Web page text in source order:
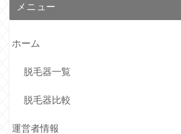
メニュー
ホーム
脱毛器一覧
脱毛器比較
運営者情報